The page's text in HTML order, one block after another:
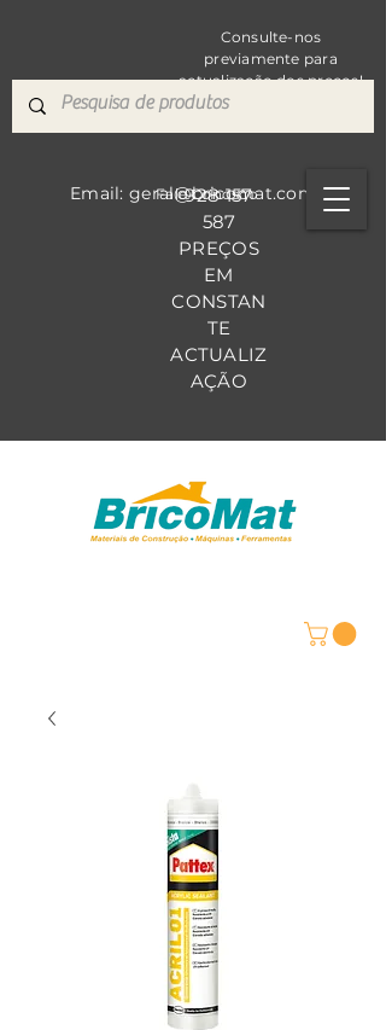
Consulte-nos
previamente para
actualização dos preços!
928 157
587
PREÇOS
EM
CONSTAN
TE
ACTUALIZ
AÇÃO
Fale Conosco
Email: geral@bricomat.com